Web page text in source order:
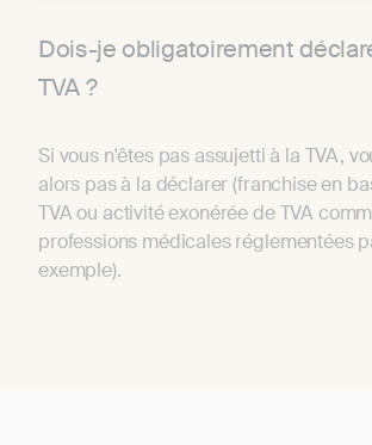
Dois-je obligatoirement
TVA ?
Si vous n'êtes pas assujetti à la TVA,
alors pas à la déclarer (franchise en
TVA ou activité exonérée de TVA
professions médicales réglementées
exemple).